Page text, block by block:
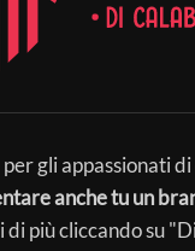
gli appassionati
anche tu un
di più cliccando su